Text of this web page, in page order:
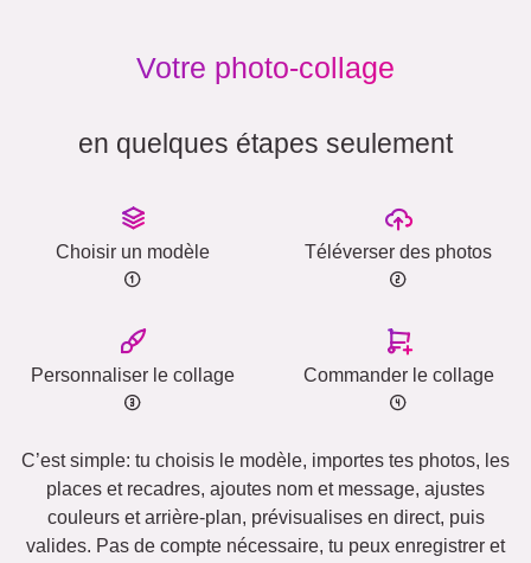
Votre photo-collage
en quelques étapes seulement
Choisir un modèle Téléverser des photos
Personnaliser le collage Commander le collage
C’est simple: tu choisis le modèle, importes tes photos, les
places et recadres, ajoutes nom et message, ajustes
couleurs et arrière‑plan, prévisualises en direct, puis
valides. Pas de compte nécessaire, tu peux enregistrer et